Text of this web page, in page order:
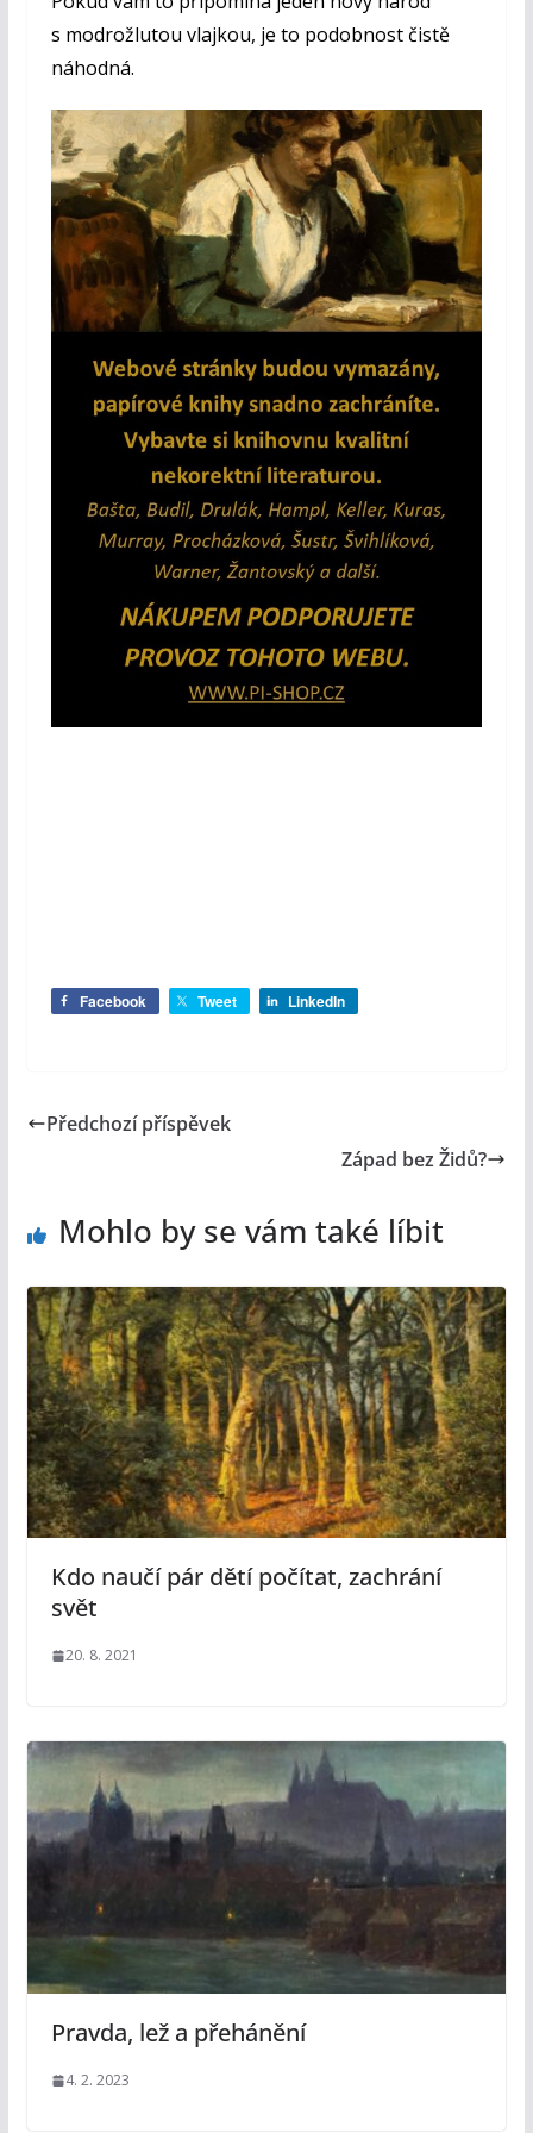
s modrožlutou vlajkou, je to podobnost čistě
náhodná.
Facebook Tweet LinkedIn
Předchozí příspěvek
Západ bez Židů?
Mohlo by se vám také líbit
Kdo naučí pár dětí počítat, zachrání
svět
20. 8. 2021
Pravda, lež a přehánění
4. 2. 2023